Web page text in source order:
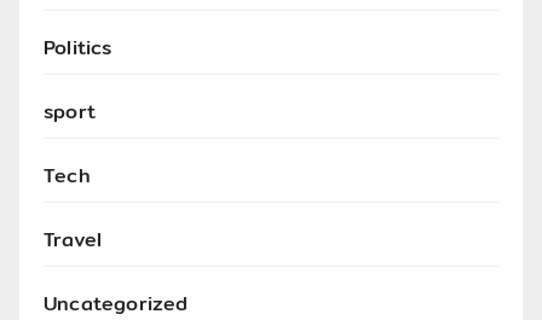
Politics
sport
Tech
Travel
Uncategorized